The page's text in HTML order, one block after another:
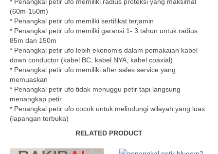
(60m-150m)
* Penangkal petir ufo memilki sertifikat terjamin
* Penangkal petir ufo memilki garansi 1- 3 tahun untuk radius
85m dan 150m
* Penangkal petir ufo lebih ekonomis dalam pemakaian kabel
down conductor (kabel BC, kabel NYA, kabel coaxial)
* Penangkal petir ufo memiliki after sales service yang
memuaskan
* Penangkal petir ufo tidak menuggu petir tapi langsung
menangkap petir
* Penangkal petir ufo cocok untuk melindungi wilayah yang luas
(lapangan terbuka)
RELATED PRODUCT